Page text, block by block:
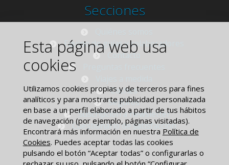
Secciones
Equipo de guías y colaboradores
Contacto
Coches
Seguros
Suscripción a newsletter
Cuestionario de satisfacción
Esta página web usa
cookies
Utilizamos cookies propias y de terceros para fines
analíticos y para mostrarte publicidad personalizada
en base a un perfil elaborado a partir de tus hábitos
de navegación (por ejemplo, páginas visitadas).
Encontrará más información en nuestra Política de
Cookies. Puedes aceptar todas las cookies
pulsando el botón “Aceptar todas” o configurarlas o